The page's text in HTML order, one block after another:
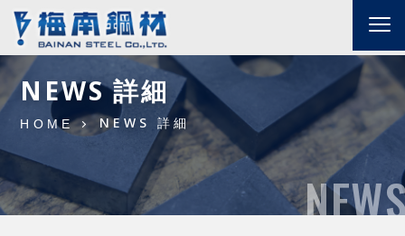
NEWS 詳細
HOME NEWS 詳細